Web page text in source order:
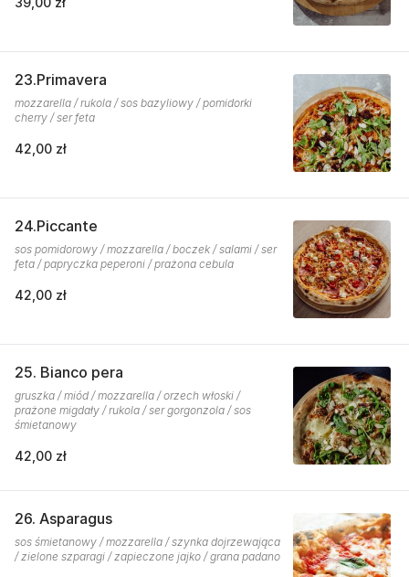
23.Primavera
mozzarella / rukola / sos bazyliowy / pomidorki
cherry / ser feta
42,00 zł
24.Piccante
sos pomidorowy / mozzarella / boczek / salami / ser
feta / papryczka peperoni / prażona cebula
42,00 zł
25. Bianco pera
gruszka / miód / mozzarella / orzech włoski /
prażone migdały / rukola / ser gorgonzola / sos
śmietanowy
42,00 zł
26. Asparagus
sos śmietanowy / mozzarella / szynka dojrzewająca
/ zielone szparagi / zapieczone jajko / grana padano